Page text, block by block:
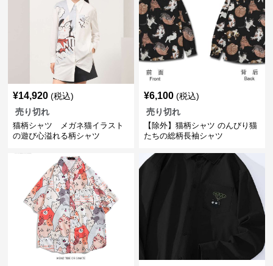
¥14,920 (税込)
売り切れ
猫柄シャツ メガネ猫イラスト
の遊び心溢れる柄シャツ
¥6,100 (税込)
売り切れ
【除外】猫柄シャツ のんびり猫
たちの総柄長袖シャツ